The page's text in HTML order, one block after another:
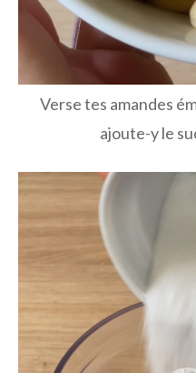
Verse tes amandes
ajoute-y le